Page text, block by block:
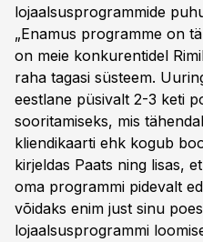
lojaalsusprogrammide
„Enamus programme on
on meie konkurentidel
raha tagasi süsteem.
eestlane püsivalt 2-3 keti
sooritamiseks, mis
kliendikaarti ehk kogub
kirjeldas Paats ning lisas,
oma programmi pidevalt
võidaks enim just sinu
lojaalsusprogrammi